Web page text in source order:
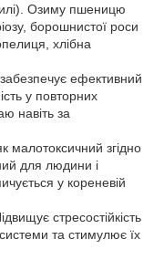
Озиму пшеницю
борошнистої роси
хлібна
ефективний
у повторних
навіть за
малотоксичний згідно
для людини і
у кореневій
стресостійкість
та стимулює їх